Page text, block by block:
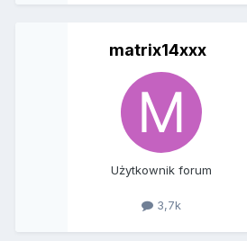
matrix14xxx
Użytkownik forum
3,7k